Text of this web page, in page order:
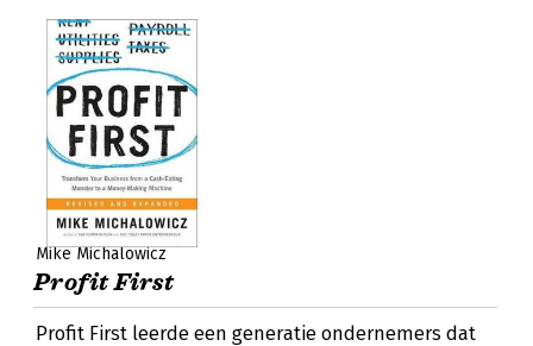
Mike Michalowicz
Profit First
Profit First leerde een generatie ondernemers dat